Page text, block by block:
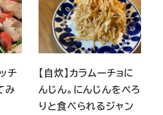
チ
み
【自炊】カラムーチョに
んじん。にんじんをぺろ
りと食べられるジャン